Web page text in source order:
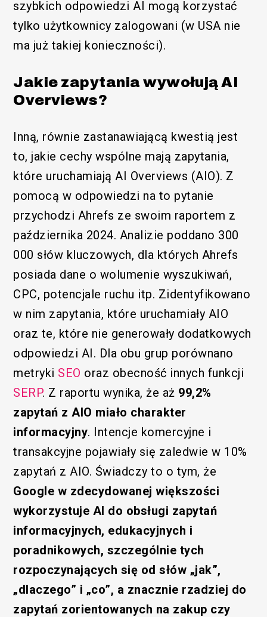
szybkich odpowiedzi AI mogą korzystać
tylko użytkownicy zalogowani (w USA nie
ma już takiej konieczności).
Jakie zapytania wywołują AI
Overviews?
Inną, równie zastanawiającą kwestią jest
to, jakie cechy wspólne mają zapytania,
które uruchamiają AI Overviews (AIO). Z
pomocą w odpowiedzi na to pytanie
przychodzi Ahrefs ze swoim raportem z
października 2024. Analizie poddano 300
000 słów kluczowych, dla których Ahrefs
posiada dane o wolumenie wyszukiwań,
CPC, potencjale ruchu itp. Zidentyfikowano
w nim zapytania, które uruchamiały AIO
oraz te, które nie generowały dodatkowych
odpowiedzi AI. Dla obu grup porównano
metryki SEO oraz obecność innych funkcji
SERP. Z raportu wynika, że aż 99,2%
zapytań z AIO miało charakter
informacyjny. Intencje komercyjne i
transakcyjne pojawiały się zaledwie w 10%
zapytań z AIO. Świadczy to o tym, że
Google w zdecydowanej większości
wykorzystuje AI do obsługi zapytań
informacyjnych, edukacyjnych i
poradnikowych, szczególnie tych
rozpoczynających się od słów „jak”,
„dlaczego” i „co”, a znacznie rzadziej do
zapytań zorientowanych na zakup czy